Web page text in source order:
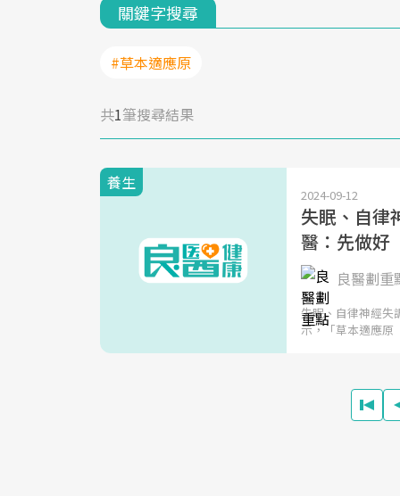
關鍵字搜尋
#草本適應原
共1筆搜尋結果
養生
2024-09-12
失眠、自律
醫：先做好
良醫劃重
失眠、自律神經失
示，「草本適應原